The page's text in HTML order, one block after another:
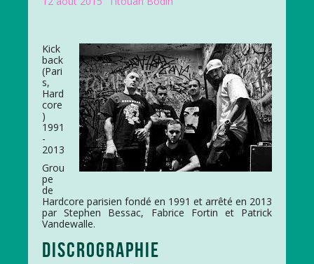
Kick
back
(Pari
s,
Hard
core
)
1991
-
2013
Grou
pe
de
Hardcore parisien fondé en 1991 et arrêté en 2013
par Stephen Bessac, Fabrice Fortin et Patrick
Vandewalle.
DISCROGRAPHIE